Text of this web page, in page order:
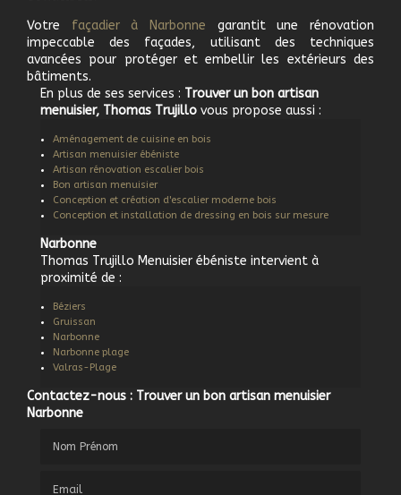
Votre façadier à Narbonne garantit une rénovation
impeccable des façades, utilisant des techniques
avancées pour protéger et embellir les extérieurs des
bâtiments.
En plus de ses services : Trouver un bon artisan
menuisier, Thomas Trujillo vous propose aussi :
Aménagement de cuisine en bois
Artisan menuisier ébéniste
Artisan rénovation escalier bois
Bon artisan menuisier
Conception et création d'escalier moderne bois
Conception et installation de dressing en bois sur mesure
Narbonne
Thomas Trujillo Menuisier ébéniste intervient à
proximité de :
Béziers
Gruissan
Narbonne
Narbonne plage
Valras-Plage
Contactez-nous : Trouver un bon artisan menuisier
Narbonne